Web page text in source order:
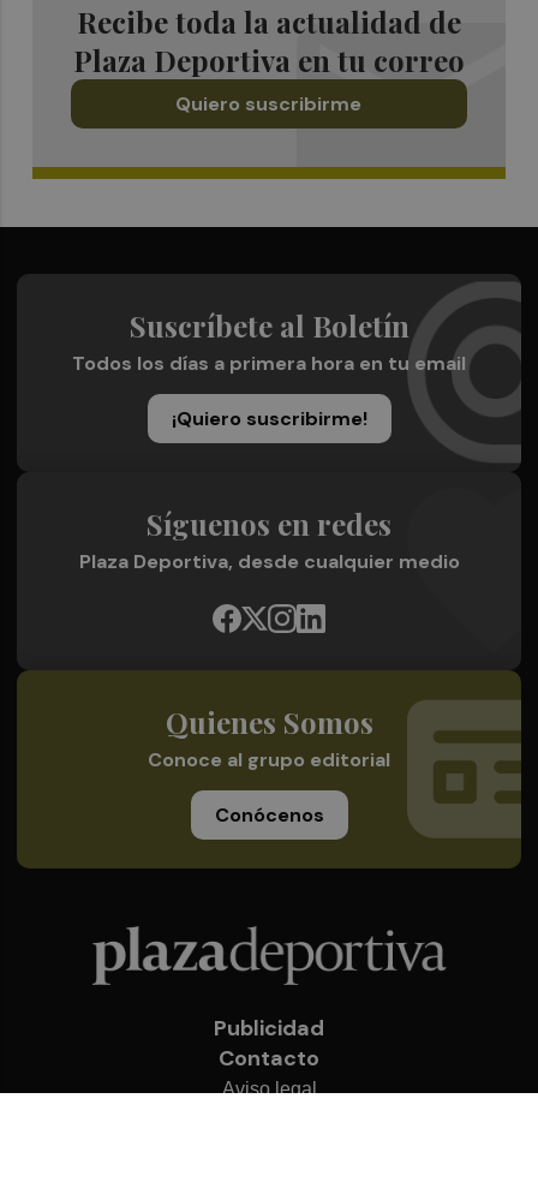
Recibe toda la actualidad de
Plaza Deportiva en tu correo
Quiero suscribirme
Suscríbete al Boletín
Todos los días a primera hora en tu email
¡Quiero suscribirme!
Síguenos en redes
Plaza Deportiva, desde cualquier medio
Quienes Somos
Conoce al grupo editorial
Conócenos
Publicidad
Contacto
Aviso legal